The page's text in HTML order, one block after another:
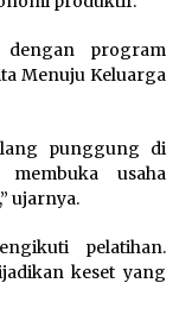
Hukum
Hak
HUT
ke-81
Ternate
program
Menuju Keluarga
punggung di
usaha
ujarnya.
pelatihan.
keset yang